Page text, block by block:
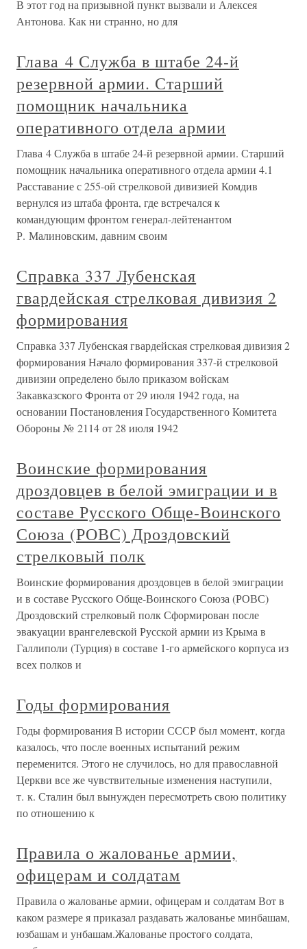
В этот год на призывной пункт вызвали и Алексея
Антонова. Как ни странно, но для
Глава 4 Служба в штабе 24-й
резервной армии. Старший
помощник начальника
оперативного отдела армии
Глава 4 Служба в штабе 24-й резервной армии. Старший
помощник начальника оперативного отдела армии 4.1
Расставание с 255-ой стрелковой дивизией Комдив
вернулся из штаба фронта, где встречался к
командующим фронтом генерал-лейтенантом
Р. Малиновским, давним своим
Справка 337 Лубенская
гвардейская стрелковая дивизия 2
формирования
Справка 337 Лубенская гвардейская стрелковая дивизия 2
формирования Начало формирования 337-й стрелковой
дивизии определено было приказом войскам
Закавказского Фронта от 29 июля 1942 года, на
основании Постановления Государственного Комитета
Обороны № 2114 от 28 июля 1942
Воинские формирования
дроздовцев в белой эмиграции и в
составе Русского Обще-Воинского
Союза (РОВС) Дроздовский
стрелковый полк
Воинские формирования дроздовцев в белой эмиграции
и в составе Русского Обще-Воинского Союза (РОВС)
Дроздовский стрелковый полк Сформирован после
эвакуации врангелевской Русской армии из Крыма в
Галлиполи (Турция) в составе 1-го армейского корпуса из
всех полков и
Годы формирования
Годы формирования В истории СССР был момент, когда
казалось, что после военных испытаний режим
переменится. Этого не случилось, но для православной
Церкви все же чувствительные изменения наступили,
т. к. Сталин был вынужден пересмотреть свою политику
по отношению к
Правила о жалованье армии,
офицерам и солдатам
Правила о жалованье армии, офицерам и солдатам Вот в
каком размере я приказал раздавать жалованье минбашам,
юзбашам и унбашам.Жалованье простого солдата,